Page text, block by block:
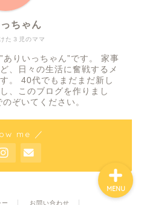
た３児のママ
ちゃん
ありいっちゃん”です。 家事
、日々の生活に奮戦するメ
。 40代でもまだまだ新し
、このブログを作りまし
ぞいてください。
me ／
お問い合わせ
MENU
もちゃ『LaQ』
ちゃん”のプロフ
ィール
お問い合わせ